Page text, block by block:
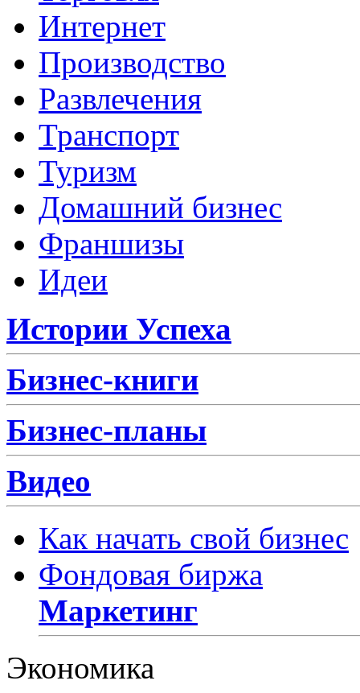
Интернет
Производство
Развлечения
Транспорт
Туризм
Домашний бизнес
Франшизы
Идеи
Истории Успеха
Бизнес-книги
Бизнес-планы
Видео
Как начать свой бизнес
Фондовая биржа
Маркетинг
Экономика